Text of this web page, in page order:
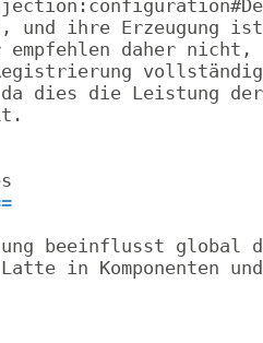
und ihre Erzeugung
empfehlen daher
da dies die Leistung
beeinflusst global
in Komponenten